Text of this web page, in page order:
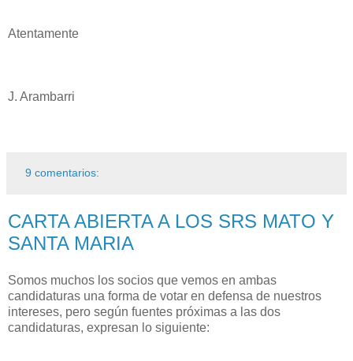
Atentamente
J. Arambarri
9 comentarios:
CARTA ABIERTA A LOS SRS MATO Y
SANTA MARIA
Somos muchos los socios que vemos en ambas
candidaturas una forma de votar en defensa de nuestros
intereses, pero según fuentes próximas a las dos
candidaturas, expresan lo siguiente: